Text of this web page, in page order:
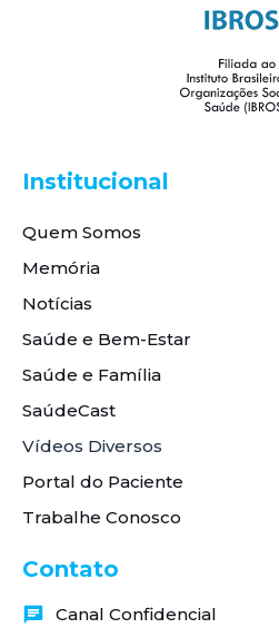
Institucional
Quem Somos
Memória
Notícias
Saúde e Bem-Estar
Saúde e Família
SaúdeCast
Vídeos Diversos
Portal do Paciente
Trabalhe Conosco
Contato
Canal Confidencial